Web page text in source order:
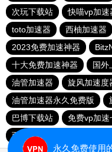
次玩下载站
快喵vp加速
toto加速器
西柚加速器
2023免费加速神器
十大免费加速神器
国外
油管加速器
旋风加速度
油管加速器永久免费版
巴博下载站
免费vp加速
西柚加速器
永久免费使用